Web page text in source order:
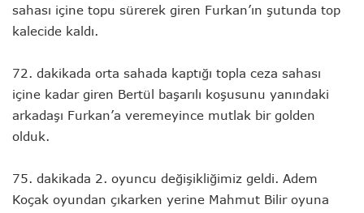
sahası içine topu sürerek giren Furkan’ın şutunda top
kalecide kaldı.
72. dakikada orta sahada kaptığı topla ceza sahası
içine kadar giren Bertül başarılı koşusunu yanındaki
arkadaşı Furkan’a veremeyince mutlak bir golden
olduk.
75. dakikada 2. oyuncu değişikliğimiz geldi. Adem
Koçak oyundan çıkarken yerine Mahmut Bilir oyuna